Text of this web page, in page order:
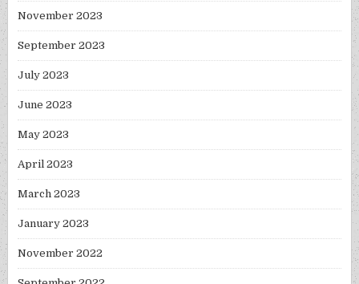
November 2023
September 2023
July 2023
June 2023
May 2023
April 2023
March 2023
January 2023
November 2022